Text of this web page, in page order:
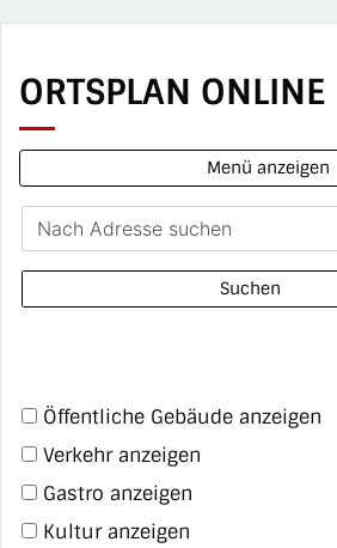
ORTSPLAN ONLINE
Menü anzeigen
Suchen
Öffentliche Gebäude anzeigen
Verkehr anzeigen
Gastro anzeigen
Kultur anzeigen